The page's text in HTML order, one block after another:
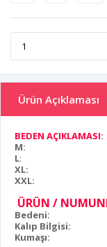
Ürün Açıklaması
BEDEN AÇIKLAMASI:
M:
L:
XL:
XXL:
ÜRÜN /
Bedeni:
Kalıp Bilgisi:
Kumaşı: